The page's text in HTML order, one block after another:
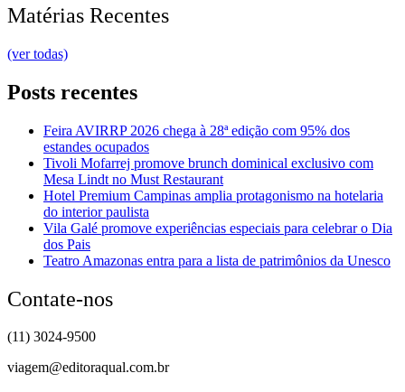
Matérias Recentes
(ver todas)
Posts recentes
Feira AVIRRP 2026 chega à 28ª edição com 95% dos
estandes ocupados
Tivoli Mofarrej promove brunch dominical exclusivo com
Mesa Lindt no Must Restaurant
Hotel Premium Campinas amplia protagonismo na hotelaria
do interior paulista
Vila Galé promove experiências especiais para celebrar o Dia
dos Pais
Teatro Amazonas entra para a lista de patrimônios da Unesco
Contate-nos
(11) 3024-9500
viagem@editoraqual.com.br